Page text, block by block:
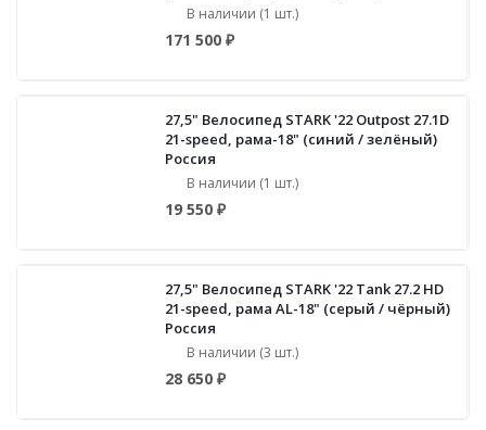
В наличии (1 шт.)
171 500 ₽
27,5" Велосипед STARK '22 Outpost 27.1D
21-speed, рама-18" (синий / зелёный)
Россия
В наличии (1 шт.)
19 550 ₽
27,5" Велосипед STARK '22 Tank 27.2 HD
21-speed, рама AL-18" (серый / чёрный)
Россия
В наличии (3 шт.)
28 650 ₽